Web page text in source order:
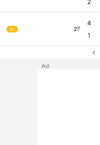
2
4
1
27
6.1
Ad